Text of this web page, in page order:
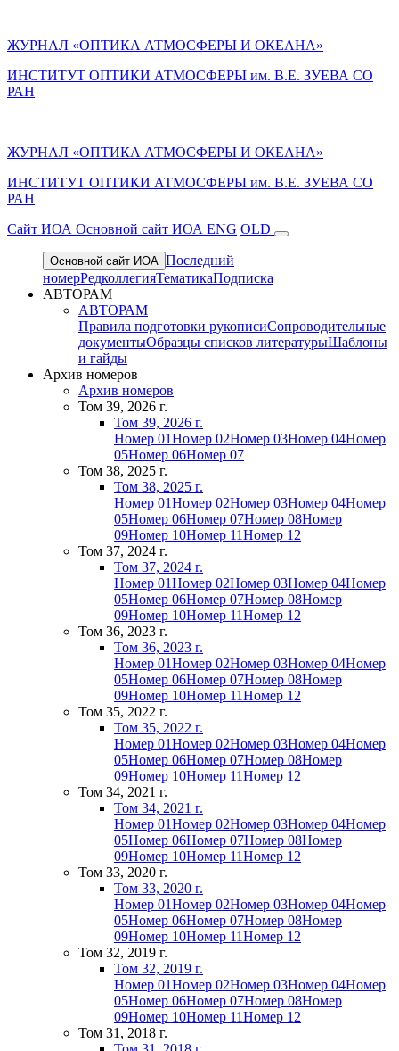
ЖУРНАЛ «ОПТИКА АТМОСФЕРЫ И ОКЕАНА»
ИНСТИТУТ ОПТИКИ АТМОСФЕРЫ им. В.Е. ЗУЕВА СО
РАН
ЖУРНАЛ «ОПТИКА АТМОСФЕРЫ И ОКЕАНА»
ИНСТИТУТ ОПТИКИ АТМОСФЕРЫ им. В.Е. ЗУЕВА СО
РАН
Cайт ИОА Основной сайт ИОА ENG OLD
Основной сайт ИОА Последний
номерРедколлегияТематикаПодписка
АВТОРАМ
АВТОРАМ
Правила подготовки рукописиСопроводительные
документыОбразцы списков литературыШаблоны
и гайды
Архив номеров
Архив номеров
Том 39, 2026 г.
Том 39, 2026 г.
Номер 01Номер 02Номер 03Номер 04Номер
05Номер 06Номер 07
Том 38, 2025 г.
Том 38, 2025 г.
Номер 01Номер 02Номер 03Номер 04Номер
05Номер 06Номер 07Номер 08Номер
09Номер 10Номер 11Номер 12
Том 37, 2024 г.
Том 37, 2024 г.
Номер 01Номер 02Номер 03Номер 04Номер
05Номер 06Номер 07Номер 08Номер
09Номер 10Номер 11Номер 12
Том 36, 2023 г.
Том 36, 2023 г.
Номер 01Номер 02Номер 03Номер 04Номер
05Номер 06Номер 07Номер 08Номер
09Номер 10Номер 11Номер 12
Том 35, 2022 г.
Том 35, 2022 г.
Номер 01Номер 02Номер 03Номер 04Номер
05Номер 06Номер 07Номер 08Номер
09Номер 10Номер 11Номер 12
Том 34, 2021 г.
Том 34, 2021 г.
Номер 01Номер 02Номер 03Номер 04Номер
05Номер 06Номер 07Номер 08Номер
09Номер 10Номер 11Номер 12
Том 33, 2020 г.
Том 33, 2020 г.
Номер 01Номер 02Номер 03Номер 04Номер
05Номер 06Номер 07Номер 08Номер
09Номер 10Номер 11Номер 12
Том 32, 2019 г.
Том 32, 2019 г.
Номер 01Номер 02Номер 03Номер 04Номер
05Номер 06Номер 07Номер 08Номер
09Номер 10Номер 11Номер 12
Том 31, 2018 г.